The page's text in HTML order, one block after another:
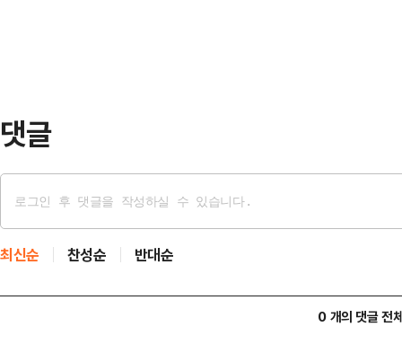
댓글
최신순 찬성순 반대순
0 개의 댓글 전